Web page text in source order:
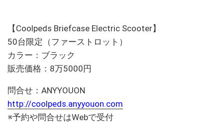
【Coolpeds Briefcase Electric Scooter】
50台限定（ファーストロット）
カラー：ブラック
販売価格：8万5000円
問合せ：ANYYOUON
http://coolpeds.anyyouon.com
※予約や問合せはWebで受付